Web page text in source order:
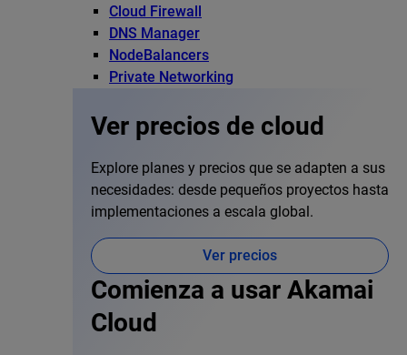
Cloud Firewall
DNS Manager
NodeBalancers
Private Networking
Ver precios de cloud
Explore planes y precios que se adapten a sus
necesidades: desde pequeños proyectos hasta
implementaciones a escala global.
Ver precios
Comienza a usar Akamai
Cloud